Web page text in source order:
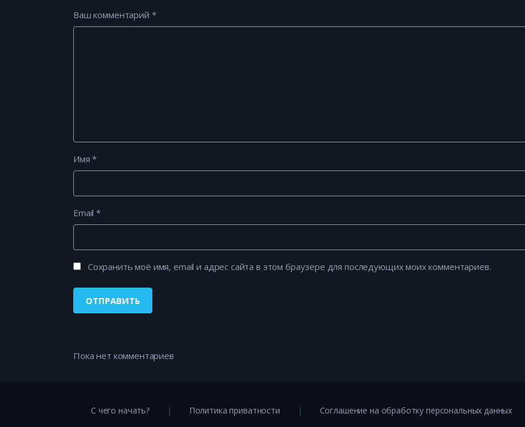
Ваш комментарий *
Имя*
Email*
Сохранить моё имя, email и адрес сайта в этом браузере для последующих моих комментариев.
Пока нет комментариев
С чего начать? Политика приватности Соглашение на обработку персональных данных